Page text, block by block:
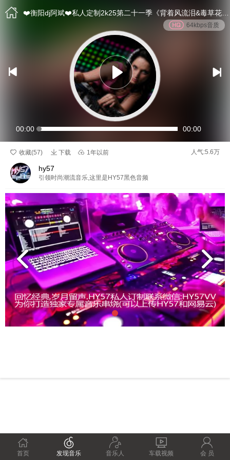

64kbps音质
 
00:00 00:00
 收藏(57)  下载  1年以前 人气:5.6万
hy57
引领时尚潮流音乐,这里是HY57黑色音频

首页

发现音乐

音乐人

车载视频

会 员